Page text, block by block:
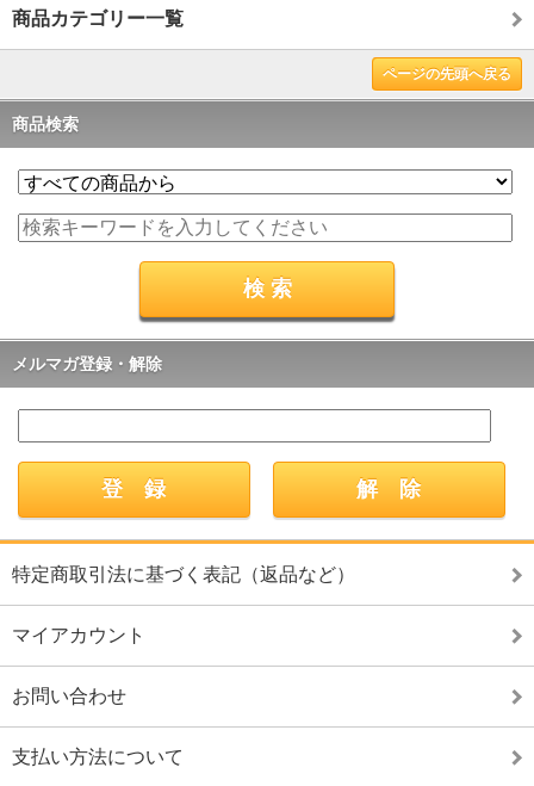
商品カテゴリー一覧
ページの先頭へ戻る
商品検索
メルマガ登録・解除
特定商取引法に基づく表記（返品など）
マイアカウント
お問い合わせ
支払い方法について